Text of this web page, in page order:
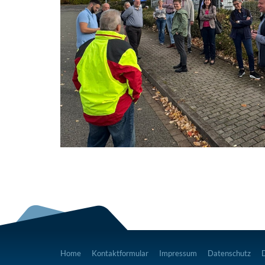
Home Kontaktformular Impressum Datenschutz